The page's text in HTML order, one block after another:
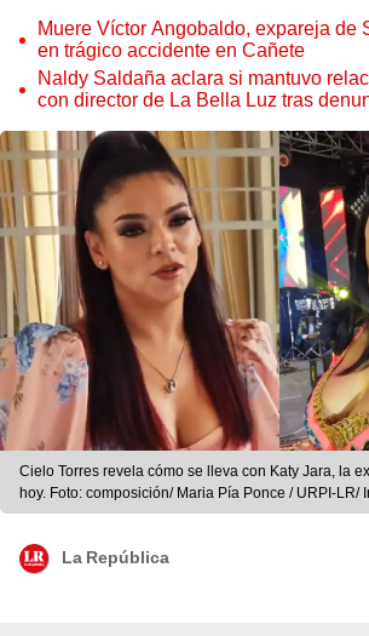
Muere Víctor Angobaldo, expareja de
en trágico accidente en Cañete
Naldy Saldaña aclara si mantuvo
con director de La Bella Luz tras
Cielo Torres revela cómo se lleva con Katy Jara, la
hoy. Foto: composición/ Maria Pía Ponce / URPI-LR/
La República